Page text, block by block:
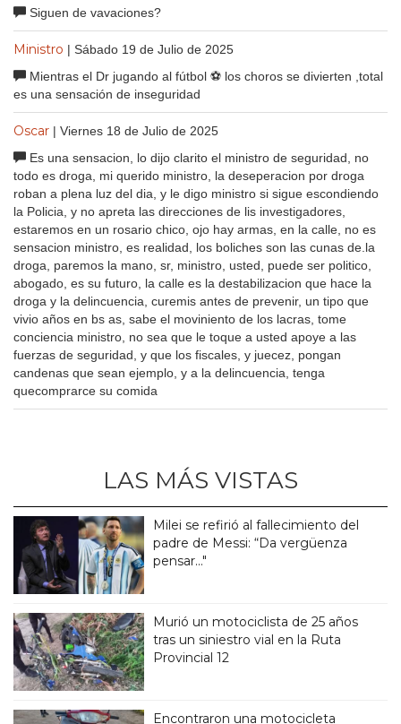
Siguen de vavaciones?
Ministro | Sábado 19 de Julio de 2025
Mientras el Dr jugando al fútbol ⚽ los choros se divierten ,total
es una sensación de inseguridad
Oscar | Viernes 18 de Julio de 2025
Es una sensacion, lo dijo clarito el ministro de seguridad, no
todo es droga, mi querido ministro, la deseperacion por droga
roban a plena luz del dia, y le digo ministro si sigue escondiendo
la Policia, y no apreta las direcciones de lis investigadores,
estaremos en un rosario chico, ojo hay armas, en la calle, no es
sensacion ministro, es realidad, los boliches son las cunas de.la
droga, paremos la mano, sr, ministro, usted, puede ser politico,
abogado, es su futuro, la calle es la destabilizacion que hace la
droga y la delincuencia, curemis antes de prevenir, un tipo que
vivio años en bs as, sabe el moviniento de los lacras, tome
conciencia ministro, no sea que le toque a usted apoye a las
fuerzas de seguridad, y que los fiscales, y juecez, pongan
candenas que sean ejemplo, y a la delincuencia, tenga
quecomprarce su comida
LAS MÁS VISTAS
Milei se refirió al fallecimiento del
padre de Messi: “Da vergüenza
pensar..."
Murió un motociclista de 25 años
tras un siniestro vial en la Ruta
Provincial 12
Encontraron una motocicleta